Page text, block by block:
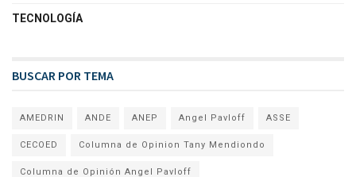
TECNOLOGÍA
BUSCAR POR TEMA
AMEDRIN ANDE ANEP Angel Pavloff ASSE
CECOED Columna de Opinion Tany Mendiondo
Columna de Opinión Angel Pavloff